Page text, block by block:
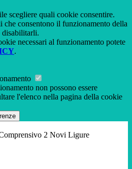
scegliere quali cookie consentire.
che consentono il funzionamento della
disabilitarli.
necessari al funzionamento potete
.
non possono essere
l'elenco nella pagina della cookie
2 Novi Ligure